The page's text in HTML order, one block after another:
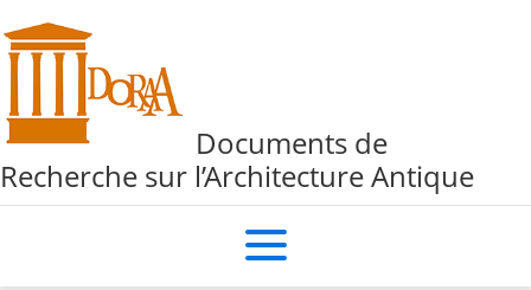
Documents de
Recherche sur l’Architecture Antique